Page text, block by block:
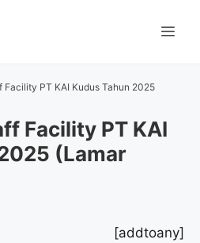
Facility PT KAI Kudus Tahun 2025
Facility PT KAI
(Lamar
[addtoany]